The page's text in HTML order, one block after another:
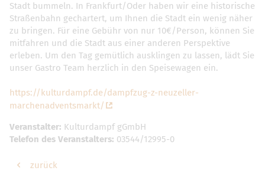
Stadt bummeln. In Frankfurt/Oder haben wir eine historische
Straßenbahn gechartert, um Ihnen die Stadt ein wenig näher
zu bringen. Für eine Gebühr von nur 10€/Person, können Sie
mitfahren und die Stadt aus einer anderen Perspektive
erleben. Um den Tag gemütlich ausklingen zu lassen, lädt Sie
unser Gastro Team herzlich in den Speisewagen ein.
https://kulturdampf.de/dampfzug-z-neuzeller-
marchenadventsmarkt/
Veranstalter: Kulturdampf gGmbH
Telefon des Veranstalters: 03544/12995-0
zurück